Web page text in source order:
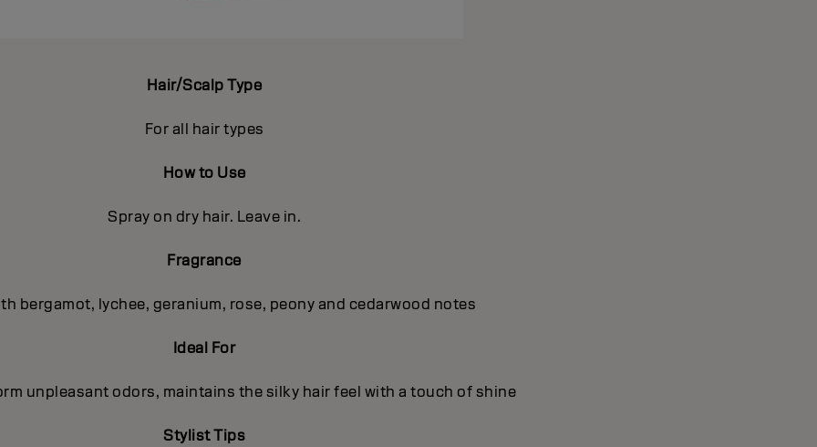
Hair/Scalp Type
For all hair types
How to Use
Spray on dry hair. Leave in.
Fragrance
bergamot, lychee, geranium, rose, peony and cedarwood notes
Ideal For
unpleasant odors, maintains the silky hair feel with a touch of shine
Stylist Tips